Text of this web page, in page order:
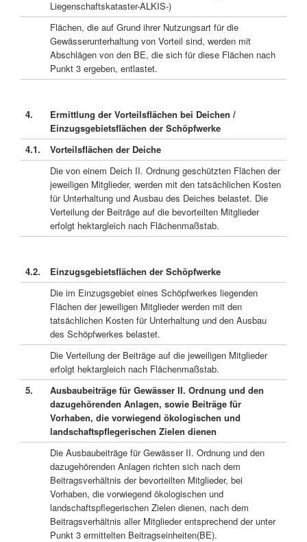
Liegenschaftskataster-ALKIS-)
Flächen, die auf Grund ihrer Nutzungsart für die
Gewässerunterhaltung von Vorteil sind, werden mit
Abschlägen von den BE, die sich für diese Flächen nach
Punkt 3 ergeben, entlastet.
4.
Ermittlung der Vorteilsflächen bei Deichen /
Einzugsgebietsflächen der Schöpfwerke
4.1.
Vorteilsflächen der Deiche
Die von einem Deich II. Ordnung geschützten Flächen der
jeweiligen Mitglieder, werden mit den tatsächlichen Kosten
für Unterhaltung und Ausbau des Deiches belastet. Die
Verteilung der Beiträge auf die bevorteilten Mitglieder
erfolgt hektargleich nach Flächenmaßstab.
4.2.
Einzugsgebietsflächen der Schöpfwerke
Die im Einzugsgebiet eines Schöpfwerkes liegenden
Flächen der jeweiligen Mitglieder werden mit den
tatsächlichen Kosten für Unterhaltung und den Ausbau
des Schöpfwerkes belastet.
Die Verteilung der Beiträge auf die jeweiligen Mitglieder
erfolgt hektargleich nach Flächenmaßstab.
5.
Ausbaubeiträge für Gewässer II. Ordnung und den
dazugehörenden Anlagen, sowie Beiträge für
Vorhaben, die vorwiegend ökologischen und
landschaftspflegerischen Zielen dienen
Die Ausbaubeiträge für Gewässer II. Ordnung und den
dazugehörenden Anlagen richten sich nach dem
Beitragsverhältnis der bevorteilten Mitglieder, bei
Vorhaben, die vorwiegend ökologischen und
landschaftspflegerischen Zielen dienen, nach dem
Beitragsverhältnis aller Mitglieder entsprechend der unter
Punkt 3 ermittelten Beitragseinheiten(BE).